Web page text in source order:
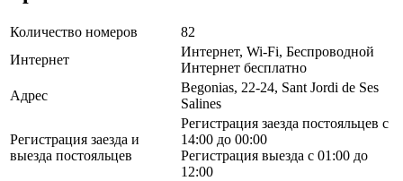
Количество номеров
82
Интернет
Интернет, Wi-Fi, Беспроводной
Интернет бесплатно
Адрес
Begonias, 22-24, Sant Jordi de Ses
Salines
Регистрация заезда и
выезда постояльцев
Регистрация заезда постояльцев с
14:00 до 00:00
Регистрация выезда с 01:00 до
12:00